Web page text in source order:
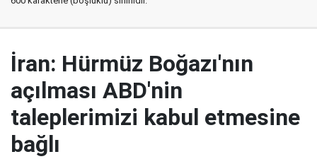
İran: Hürmüz Boğazı'nın
açılması ABD'nin
taleplerimizi kabul etmesine
bağlı